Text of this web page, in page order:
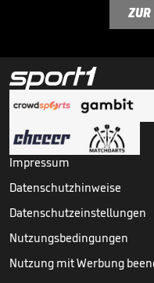
Impressum
Datenschutzhinweise
Datenschutzeinstellungen
Nutzungsbedingungen
Nutzung mit Werbung